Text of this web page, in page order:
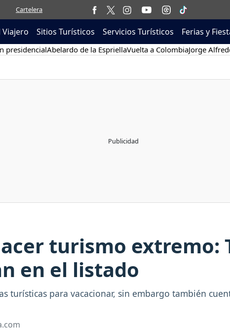
Cartelera
Viajero Sitios Turísticos Servicios Turísticos Ferias y
presidencialAbelardo de la EspriellaVuelta a ColombiaJorge
turismo extremo:
en el listado
turísticas para vacacionar, sin embargo también